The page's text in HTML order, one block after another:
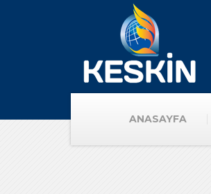
ANASAYFA